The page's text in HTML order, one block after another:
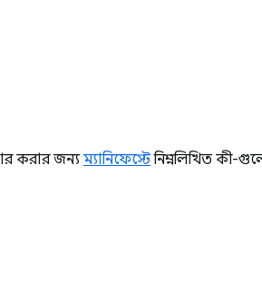
করার জন্য ম্যানিফেস্টেনিম্নলিখিত কী-